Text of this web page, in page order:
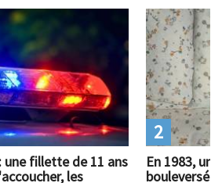
une fillette de 11 ans
les
En 1983, un
bouleversé
2